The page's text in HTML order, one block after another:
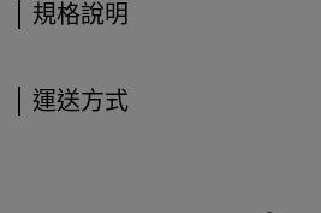
規格說明
運送方式